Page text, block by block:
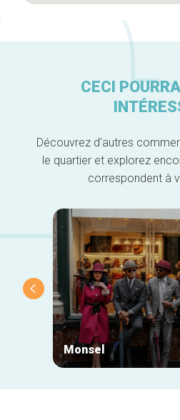
CECI
Découvrez d'autres
le quartier et explorez
correspondent à
Monsel